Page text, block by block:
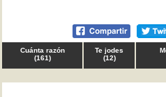
Cuánta razón
(161)
Te jodes
(12)